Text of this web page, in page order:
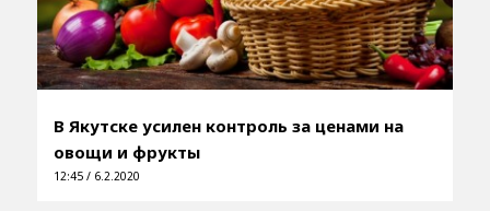
В Якутске усилен контроль за ценами на
овощи и фрукты
12:45 / 6.2.2020